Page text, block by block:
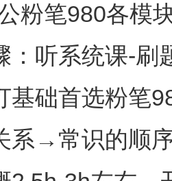
粉笔980各模
：听系统课-刷
基础首选粉笔
系→常识的顺